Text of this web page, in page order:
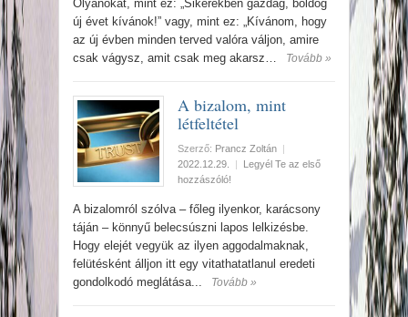
Olyanokat, mint ez: „Sikerekben gazdag, boldog
új évet kívánok!” vagy, mint ez: „Kívánom, hogy
az új évben minden terved valóra váljon, amire
csak vágysz, amit csak meg akarsz…
Tovább »
A bizalom, mint
létfeltétel
Szerző: Prancz Zoltán |
2022.12.29.
|
Legyél Te az első
hozzászóló!
A bizalomról szólva – főleg ilyenkor, karácsony
táján – könnyű belecsúszni lapos lelkizésbe.
Hogy elejét vegyük az ilyen aggodalmaknak,
felütésként álljon itt egy vitathatatlanul eredeti
gondolkodó meglátása...
Tovább »